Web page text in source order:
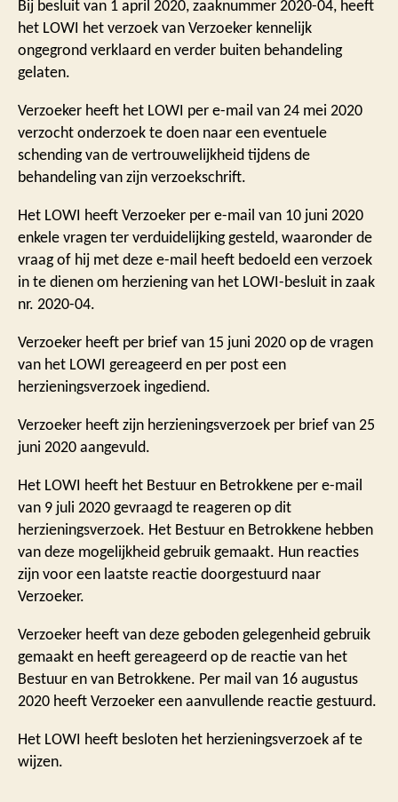
Bij besluit van 1 april 2020, zaaknummer 2020-04, heeft
het LOWI het verzoek van Verzoeker kennelijk
ongegrond verklaard en verder buiten behandeling
gelaten.
Verzoeker heeft het LOWI per e-mail van 24 mei 2020
verzocht onderzoek te doen naar een eventuele
schending van de vertrouwelijkheid tijdens de
behandeling van zijn verzoekschrift.
Het LOWI heeft Verzoeker per e-mail van 10 juni 2020
enkele vragen ter verduidelijking gesteld, waaronder de
vraag of hij met deze e-mail heeft bedoeld een verzoek
in te dienen om herziening van het LOWI-besluit in zaak
nr. 2020-04.
Verzoeker heeft per brief van 15 juni 2020 op de vragen
van het LOWI gereageerd en per post een
herzieningsverzoek ingediend.
Verzoeker heeft zijn herzieningsverzoek per brief van 25
juni 2020 aangevuld.
Het LOWI heeft het Bestuur en Betrokkene per e-mail
van 9 juli 2020 gevraagd te reageren op dit
herzieningsverzoek. Het Bestuur en Betrokkene hebben
van deze mogelijkheid gebruik gemaakt. Hun reacties
zijn voor een laatste reactie doorgestuurd naar
Verzoeker.
Verzoeker heeft van deze geboden gelegenheid gebruik
gemaakt en heeft gereageerd op de reactie van het
Bestuur en van Betrokkene. Per mail van 16 augustus
2020 heeft Verzoeker een aanvullende reactie gestuurd.
Het LOWI heeft besloten het herzieningsverzoek af te
wijzen.